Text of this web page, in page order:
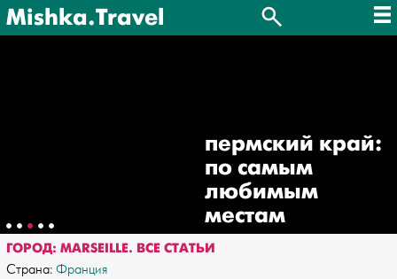
Mishka.Travel
пермский край:
по самым
любимым
местам
ГОРОД: MARSEILLE. ВСЕ СТАТЬИ
Страна: Франция